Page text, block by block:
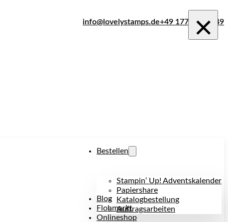
info@lovelystamps.de+49 177 242 1849
×
Bestellen
Stampin‘ Up! Adventskalender
Papiershare
Katalogbestellung
Auftragsarbeiten
Blog
Flohmarkt
Onlineshop